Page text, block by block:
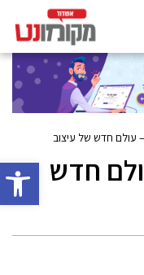
פתח
עולם חדש של עיצוב
חדש